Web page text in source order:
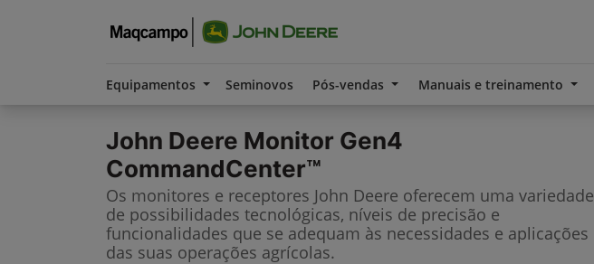
Equipamentos Seminovos Pós-vendas Manuais e treinamento
John Deere Monitor Gen4
CommandCenter™
Os monitores e receptores John Deere oferecem uma variedade
de possibilidades tecnológicas, níveis de precisão e
funcionalidades que se adequam às necessidades e aplicações
das suas operações agrícolas.